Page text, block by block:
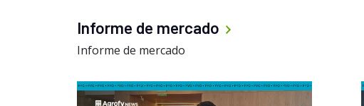
Informe de mercado
Informe de mercado